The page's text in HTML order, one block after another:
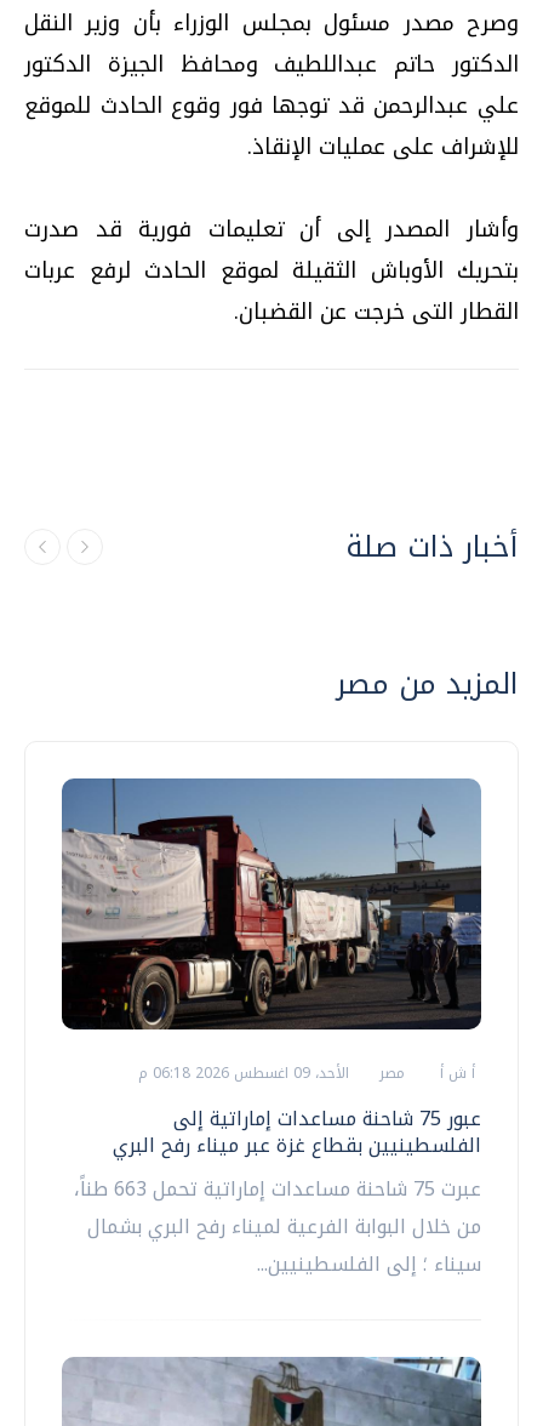
وصرح مصدر مسئول بمجلس الوزراء بأن وزير النقل
الدكتور حاتم عبداللطيف ومحافظ الجيزة الدكتور
علي عبدالرحمن قد توجها فور وقوع الحادث للموقع
للإشراف على عمليات الإنقاذ.
وأشار المصدر إلى أن تعليمات فورية قد صدرت
بتحريك الأوباش الثقيلة لموقع الحادث لرفع عربات
القطار التى خرجت عن القضبان.
أخبار ذات صلة
المزيد من مصر
أ ش أ مصر الأحد، 09 اغسطس 2026 06:18 م
عبور 75 شاحنة مساعدات إماراتية إلى
الفلسطينيين بقطاع غزة عبر ميناء رفح البري
عبرت 75 شاحنة مساعدات إماراتية تحمل 663 طناً،
من خلال البوابة الفرعية لميناء رفح البري بشمال
سيناء ؛ إلى الفلسطينيين...